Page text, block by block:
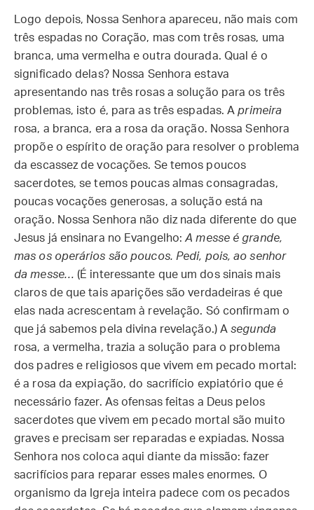
Logo depois, Nossa Senhora apareceu, não mais com
três espadas no Coração, mas com três rosas, uma
branca, uma vermelha e outra dourada. Qual é o
significado delas? Nossa Senhora estava
apresentando nas três rosas a solução para os três
problemas, isto é, para as três espadas. A primeira
rosa, a branca, era a rosa da oração. Nossa Senhora
propõe o espírito de oração para resolver o problema
da escassez de vocações. Se temos poucos
sacerdotes, se temos poucas almas consagradas,
poucas vocações generosas, a solução está na
oração. Nossa Senhora não diz nada diferente do que
Jesus já ensinara no Evangelho:A messe é grande,
mas os operários são poucos. Pedi, pois, ao senhor
da messe… (É interessante que um dos sinais mais
claros de que tais aparições são verdadeiras é que
elas nada acrescentam à revelação. Só confirmam o
que já sabemos pela divina revelação.) Asegunda
rosa, a vermelha, trazia a solução para o problema
dos padres e religiosos que vivem em pecado mortal:
é a rosa da expiação, do sacrifício expiatório que é
necessário fazer. As ofensas feitas a Deus pelos
sacerdotes que vivem em pecado mortal são muito
graves e precisam ser reparadas e expiadas. Nossa
Senhora nos coloca aqui diante da missão: fazer
sacrifícios para reparar esses males enormes. O
organismo da Igreja inteira padece com os pecados